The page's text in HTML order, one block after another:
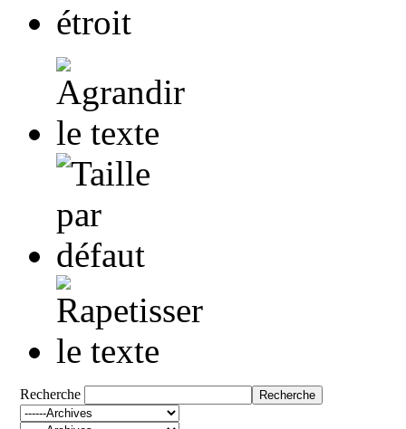
Recherche